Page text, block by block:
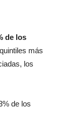
de los
más
los
de los